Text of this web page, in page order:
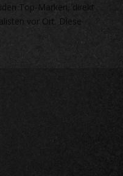
Top-Marken, direkt
vor Ort. Diese